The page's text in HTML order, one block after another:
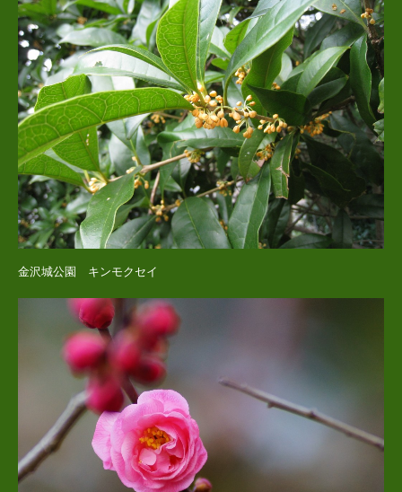
金沢城公園 キンモクセイ